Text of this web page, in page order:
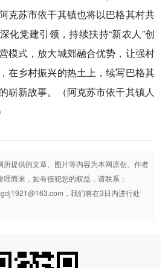
克苏市依干其镇也将以巴格其村共
化党建引领，持续扶持“新农人”创
模式，放大城郊融合优势，让强村
在乡村振兴的热土上，续写巴格其
崭新故事。
（阿克苏市依干其镇人
所提供的文章、图片等内容为本网原创、作者
而来，如有侵犯您的权益，请联系：
，我们将在3日内进行处